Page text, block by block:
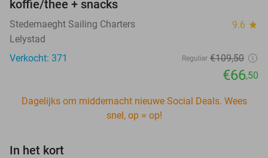
koffie/thee + snacks
Stedemaeght Sailing Charters 9.6 star
Lelystad
Verkocht: 371
Regulier €109,50
€66,50
Dagelijks om middernacht nieuwe Social Deals. Wees
snel, op = op!
In het kort